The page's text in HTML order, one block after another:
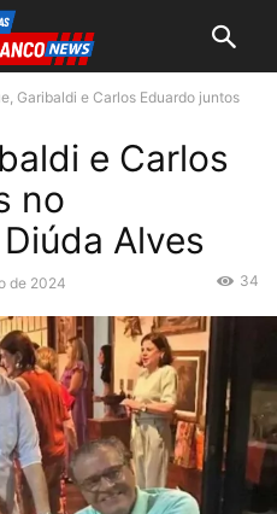
Garibaldi e Carlos Eduardo juntos
e Carlos
no
Alves
de 2024 34